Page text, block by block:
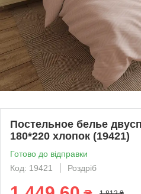
Постельное белье
180*220 хлопок (19421)
Готово до відправки
Код: 19421
Роздріб